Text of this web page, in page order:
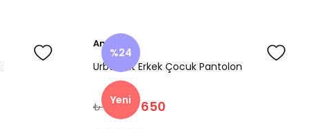
%24
Yeni
Amine
Urban Fit Erkek Çocuk Pantolon
₺ 850 ₺ 650